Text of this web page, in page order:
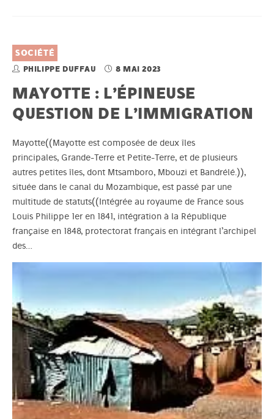
SOCIÉTÉ
PHILIPPE DUFFAU 8 MAI 2023
MAYOTTE : L’ÉPINEUSE
QUESTION DE L’IMMIGRATION
Mayotte((Mayotte est composée de deux îles
principales, Grande-Terre et Petite-Terre, et de plusieurs
autres petites îles, dont Mtsamboro, Mbouzi et Bandrélé.)),
située dans le canal du Mozambique, est passé par une
multitude de statuts((Intégrée au royaume de France sous
Louis Philippe 1er en 1841, intégration à la République
française en 1848, protectorat français en intégrant l’archipel
des…